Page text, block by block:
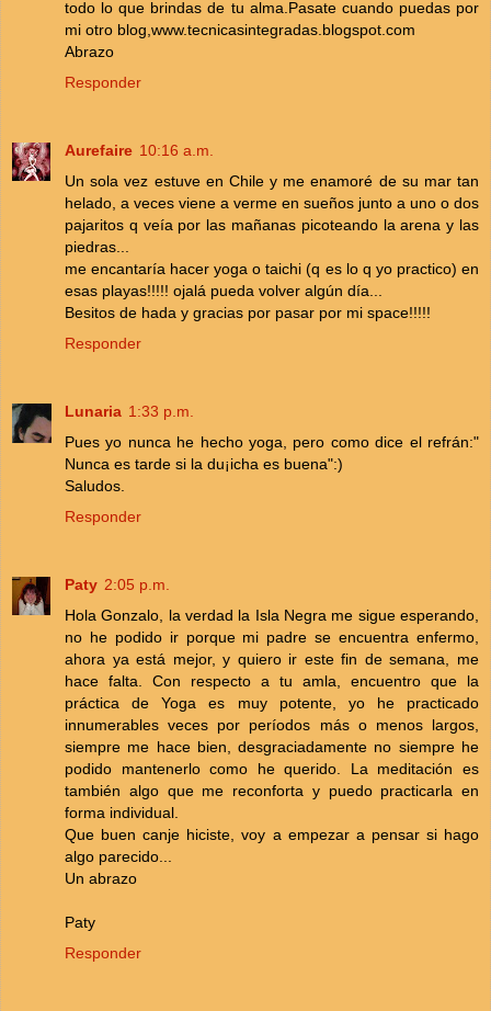
todo lo que brindas de tu alma.Pasate cuando puedas por
mi otro blog,www.tecnicasintegradas.blogspot.com
Abrazo
Responder
Aurefaire 10:16 a.m.
Un sola vez estuve en Chile y me enamoré de su mar tan
helado, a veces viene a verme en sueños junto a uno o dos
pajaritos q veía por las mañanas picoteando la arena y las
piedras...
me encantaría hacer yoga o taichi (q es lo q yo practico) en
esas playas!!!!! ojalá pueda volver algún día...
Besitos de hada y gracias por pasar por mi space!!!!!
Responder
Lunaria 1:33 p.m.
Pues yo nunca he hecho yoga, pero como dice el refrán:"
Nunca es tarde si la du¡icha es buena":)
Saludos.
Responder
Paty 2:05 p.m.
Hola Gonzalo, la verdad la Isla Negra me sigue esperando,
no he podido ir porque mi padre se encuentra enfermo,
ahora ya está mejor, y quiero ir este fin de semana, me
hace falta. Con respecto a tu amla, encuentro que la
práctica de Yoga es muy potente, yo he practicado
innumerables veces por períodos más o menos largos,
siempre me hace bien, desgraciadamente no siempre he
podido mantenerlo como he querido. La meditación es
también algo que me reconforta y puedo practicarla en
forma individual.
Que buen canje hiciste, voy a empezar a pensar si hago
algo parecido...
Un abrazo
Paty
Responder